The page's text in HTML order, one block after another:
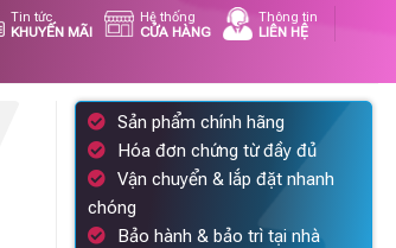
Tin tức
KHUYẾN MÃI
Hệ thống
CỬA HÀNG
Thông tin
LIÊN HỆ
Sản phẩm chính hãng
Hóa đơn chứng từ đầy đủ
Vận chuyển & lắp đặt nhanh
chóng
Bảo hành & bảo trì tại nhà